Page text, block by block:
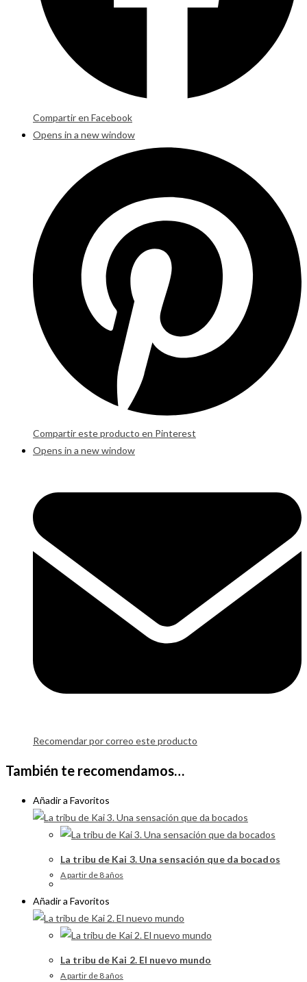
Compartir en Facebook
Opens in a new window
Compartir este producto en Pinterest
Opens in a new window
Recomendar por correo este producto
También te recomendamos…
Añadir a Favoritos
La tribu de Kai 3. Una sensación que da bocados
A partir de 8 años
Añadir a Favoritos
La tribu de Kai 2. El nuevo mundo
A partir de 8 años